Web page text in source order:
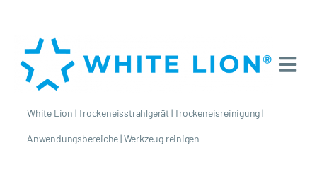
White Lion |Trockeneisstrahlgerät|Trockeneisreinigung|
Anwendungsbereiche|Werkzeug reinigen